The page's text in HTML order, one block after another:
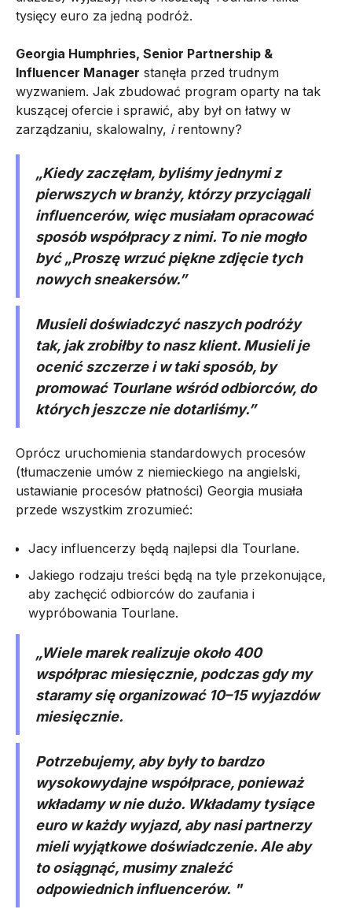
tysięcy euro za jedną podróż.
Georgia Humphries, Senior Partnership &
Influencer Manager stanęła przed trudnym
wyzwaniem. Jak zbudować program oparty na tak
kuszącej ofercie i sprawić, aby był on łatwy w
zarządzaniu, skalowalny, i rentowny?
„Kiedy zaczęłam, byliśmy jednymi z
pierwszych w branży, którzy przyciągali
influencerów, więc musiałam opracować
sposób współpracy z nimi. To nie mogło
być„Proszę wrzuć piękne zdjęcie tych
nowych sneakersów.”
Musieli doświadczyć naszych podróży
tak, jak zrobiłby to nasz klient. Musieli je
ocenić szczerze i w taki sposób, by
promować Tourlane wśród odbiorców, do
których jeszcze nie dotarliśmy.”
Oprócz uruchomienia standardowych procesów
(tłumaczenie umów z niemieckiego na angielski,
ustawianie procesów płatności) Georgia musiała
przede wszystkim zrozumieć:
Jacy influencerzy będą najlepsi dla Tourlane.
Jakiego rodzaju treści będą na tyle przekonujące,
aby zachęcić odbiorców do zaufania i
wypróbowania Tourlane.
„Wiele marek realizuje około 400
współprac miesięcznie, podczas gdy my
staramy się organizować 10–15 wyjazdów
miesięcznie.
Potrzebujemy, aby były to bardzo
wysokowydajne współprace, ponieważ
wkładamy w nie dużo. Wkładamy tysiące
euro w każdy wyjazd, aby nasi partnerzy
mieli wyjątkowe doświadczenie. Ale aby
to osiągnąć, musimy znaleźć
odpowiednich influencerów. "